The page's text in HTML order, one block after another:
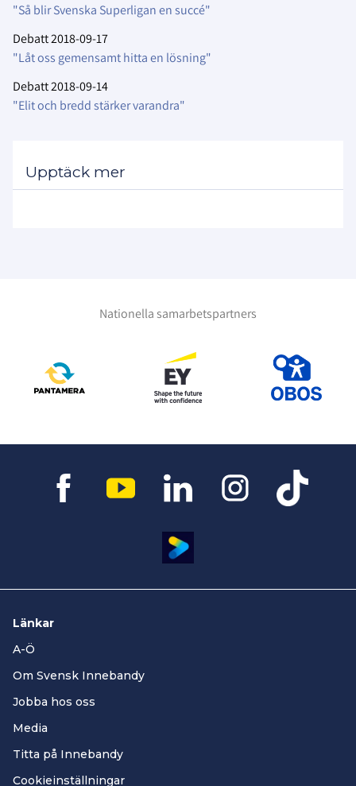
"Så blir Svenska Superligan en succé"
Debatt 2018-09-17
"Låt oss gemensamt hitta en lösning"
Debatt 2018-09-14
"Elit och bredd stärker varandra"
Upptäck mer
Nationella samarbetspartners
Länkar
A-Ö
Om Svensk Innebandy
Jobba hos oss
Media
Titta på Innebandy
Cookieinställningar